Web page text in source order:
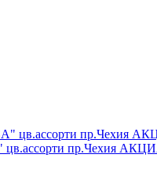
цв.ассорти пр.Чехия